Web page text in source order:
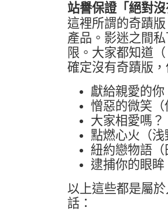
站譽保證「絕對
這裡所謂的奇蹟
產品。影迷之間
限。大家都知道
確定沒有奇蹟版
獻給親愛的你
憎惡的微笑（
大家相愛嗎
點燃心火（浅
紐約戀物語（
逮捕你的眼
以上這些都是屬
話：